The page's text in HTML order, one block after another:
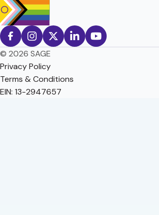
© 2026 SAGE
Privacy Policy
Terms & Conditions
EIN: 13-2947657